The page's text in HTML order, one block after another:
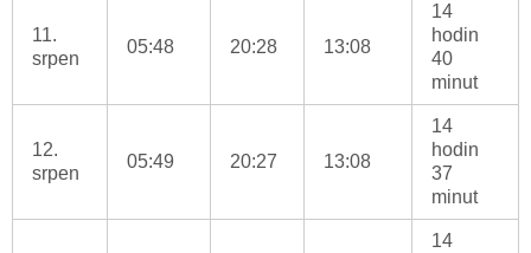
11.
srpen
05:48 20:28 13:08
14
hodin
40
minut
12.
srpen
05:49 20:27 13:08
14
hodin
37
minut
14